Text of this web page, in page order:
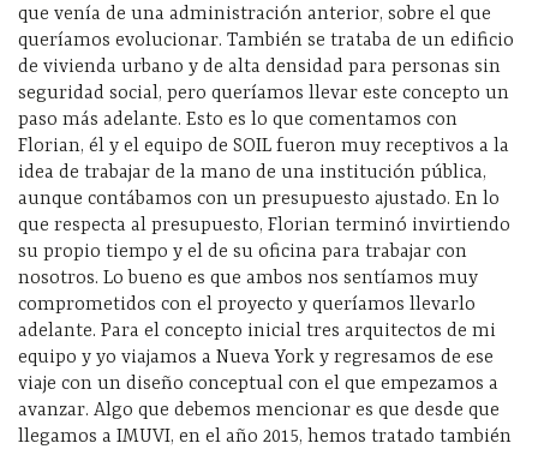
que venía de una administración anterior, sobre el que
queríamos evolucionar. También se trataba de un edificio
de vivienda urbano y de alta densidad para personas sin
seguridad social, pero queríamos llevar este concepto un
paso más adelante. Esto es lo que comentamos con
Florian, él y el equipo de SOIL fueron muy receptivos a la
idea de trabajar de la mano de una institución pública,
aunque contábamos con un presupuesto ajustado. En lo
que respecta al presupuesto, Florian terminó invirtiendo
su propio tiempo y el de su oficina para trabajar con
nosotros. Lo bueno es que ambos nos sentíamos muy
comprometidos con el proyecto y queríamos llevarlo
adelante. Para el concepto inicial tres arquitectos de mi
equipo y yo viajamos a Nueva York y regresamos de ese
viaje con un diseño conceptual con el que empezamos a
avanzar. Algo que debemos mencionar es que desde que
llegamos a IMUVI, en el año 2015, hemos tratado también